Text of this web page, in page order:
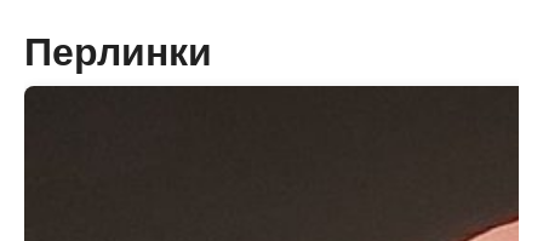
Перлинки